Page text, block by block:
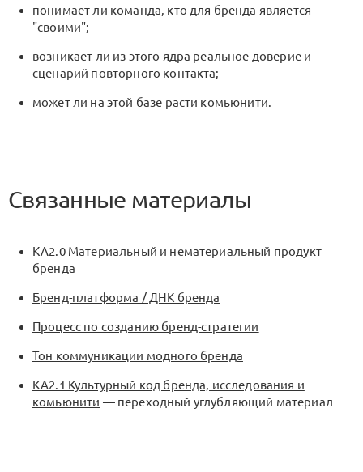
понимает ли команда, кто для бренда является
"своими";
возникает ли из этого ядра реальное доверие и
сценарий повторного контакта;
может ли на этой базе расти комьюнити.
Связанные материалы
KA2.0 Материальный и нематериальный продукт
бренда
Бренд-платформа / ДНК бренда
Процесс по созданию бренд-стратегии
Тон коммуникации модного бренда
KA2.1 Культурный код бренда, исследования и
комьюнити — переходный углубляющий материал